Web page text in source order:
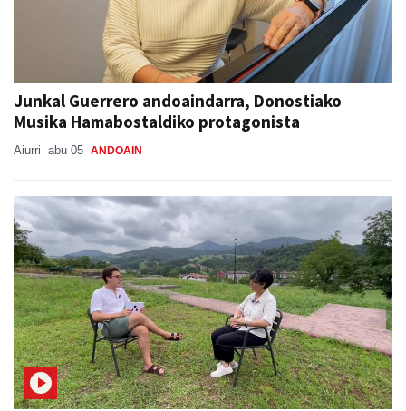
Junkal Guerrero andoaindarra, Donostiako
Musika Hamabostaldiko protagonista
Aiurri abu 05 ANDOAIN